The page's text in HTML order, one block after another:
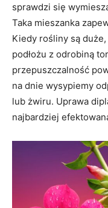
sprawdzi się
Taka mieszanka
Kiedy rośliny są
podłożu z odrobiną
przepuszczalność
na dnie wysypiemy
lub żwiru. Uprawa
najbardziej